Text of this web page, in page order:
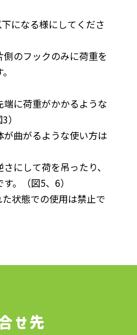
になる様にしてくださ
のフックのみに荷重を
に荷重がかかるような
曲がるような使い方は
にして荷を吊ったり、
。（図5、6）
状態での使用は禁止で
せ先